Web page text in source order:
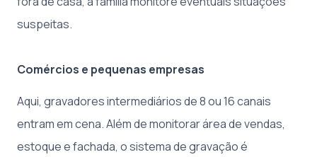
suspeitas.
Comércios e pequenas empresas
Aqui, gravadores intermediários de 8 ou 16 canais
entram em cena. Além de monitorar área de vendas,
estoque e fachada, o sistema de gravação é